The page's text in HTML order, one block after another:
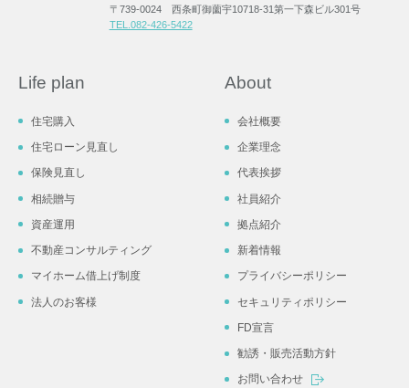
〒739-0024 西条町御薗宇10718-31第一下森ビル301号
TEL.082-426-5422
Life plan
住宅購入
住宅ローン見直し
保険見直し
相続贈与
資産運用
不動産コンサルティング
マイホーム借上げ制度
法人のお客様
About
会社概要
企業理念
代表挨拶
社員紹介
拠点紹介
新着情報
プライバシーポリシー
セキュリティポリシー
FD宣言
勧誘・販売活動方針
お問い合わせ